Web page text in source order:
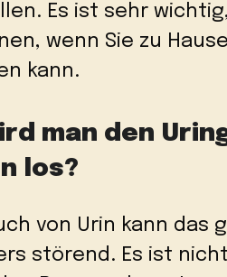
Es ist sehr
wenn Sie zu
kann.
man den
los?
von Urin kann das
störend. Es ist